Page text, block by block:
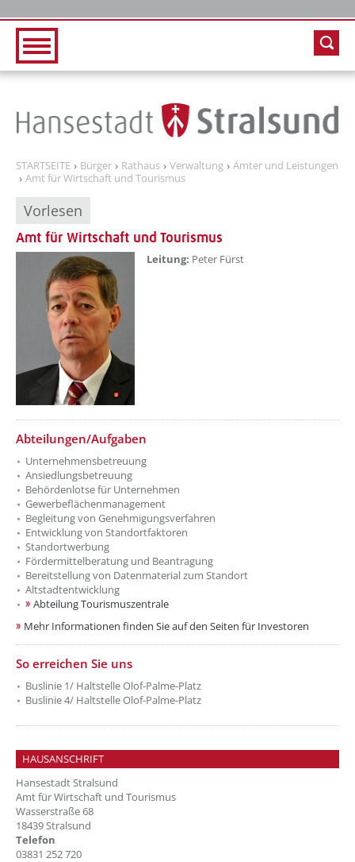
STARTSEITE Bürger Rathaus Verwaltung
Ämter und Leistungen
Amt für Wirtschaft und Tourismus
Vorlesen
Amt für Wirtschaft und Tourismus
??? absaetzeOben[1]/titel ???
Leitung: Peter Fürst
??? absaetzeUnten[1]/titel ???
Abteilungen/Aufgaben
Unternehmensbetreuung
Ansiedlungsbetreuung
Behördenlotse für Unternehmen
Gewerbeflächenmanagement
Begleitung von Genehmigungsverfahren
Entwicklung von Standortfaktoren
Standortwerbung
Fördermittelberatung und Beantragung
Bereitstellung von Datenmaterial zum Standort
Altstadtentwicklung
Abteilung Tourismuszentrale
Mehr Informationen finden Sie auf den Seiten für Investoren
??? absaetzeUnten[2]/titel ???
So erreichen Sie uns
Buslinie 1/ Haltstelle Olof-Palme-Platz
Buslinie 4/ Haltstelle Olof-Palme-Platz
HAUSANSCHRIFT
Hansestadt Stralsund
Amt für Wirtschaft und Tourismus
Wasserstraße 68
18439 Stralsund
Telefon
03831 252 720